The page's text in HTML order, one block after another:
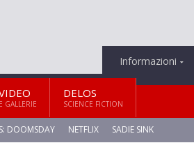
Informazioni
GALLERIE
DELOS
SCIENCE FICTION
DOOMSDAY NETFLIX SADIE SINK